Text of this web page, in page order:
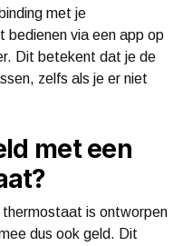
met je
bedienen via een app op
Dit betekent dat je de
zelfs als je er niet
met een
thermostaat is ontworpen
dus ook geld. Dit